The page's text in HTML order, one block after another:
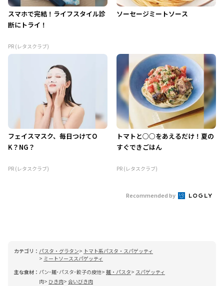
スマホで完結！ライフスタイル診
断にトライ！
PR (レタスクラブ)
ソーセージミートソース
フェイスマスク、毎日つけてO
K？NG？
PR (レタスクラブ)
トマトと○○をあえるだけ！夏の
すぐできごはん
PR (レタスクラブ)
Recommended by
カテゴリ： パスタ・グラタン
トマト系パスタ・スパゲッティ
ミートソーススパゲッティ
主な食材： パン･麺･パスタ･餃子の皮他 麺・パスタ
スパゲッティ
肉
ひき肉 合いびき肉